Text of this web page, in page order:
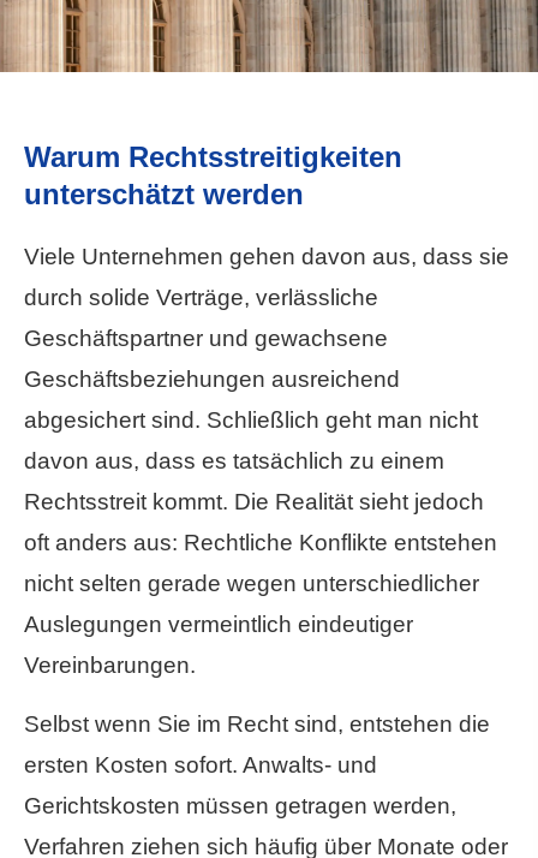
Warum Rechtsstreitigkeiten
unterschätzt werden
Viele Unternehmen gehen davon aus, dass sie
durch solide Verträge, verlässliche
Geschäftspartner und gewachsene
Geschäftsbeziehungen ausreichend
abgesichert sind. Schließlich geht man nicht
davon aus, dass es tatsächlich zu einem
Rechtsstreit kommt. Die Realität sieht jedoch
oft anders aus: Rechtliche Konflikte entstehen
nicht selten gerade wegen unterschiedlicher
Auslegungen vermeintlich eindeutiger
Vereinbarungen.
Selbst wenn Sie im Recht sind, entstehen die
ersten Kosten sofort. Anwalts- und
Gerichtskosten müssen getragen werden,
Verfahren ziehen sich häufig über Monate oder